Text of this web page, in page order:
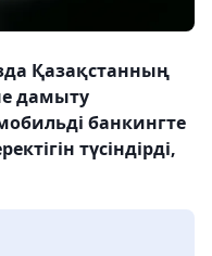
Қазақстанның
дамыту
банкингте
түсіндірді,